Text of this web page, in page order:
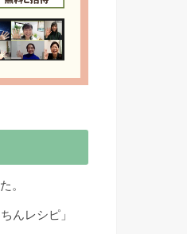
。
んレシピ」